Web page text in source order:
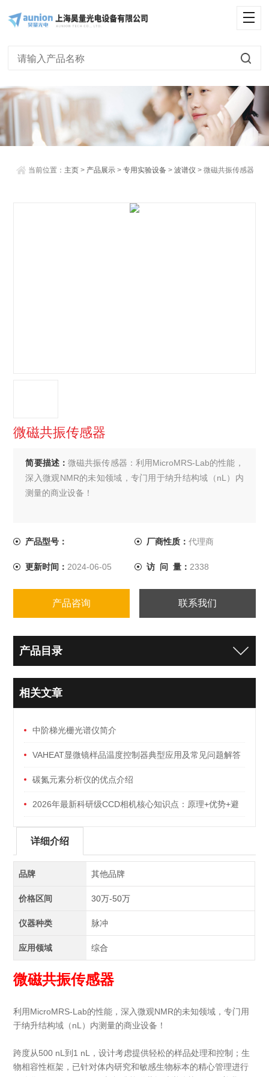
当前位置： 主页 > 产品展示 >专用实验设备 >波谱仪 > 微磁共振传感器
微磁共振传感器
简要描述： 微磁共振传感器：利用MicroMRS-Lab的性能，
深入微观NMR的未知领域，专门用于纳升结构域（nL）内
测量的商业设备！
产品型号： 厂商性质： 代理商
更新时间： 2024-06-05 访 问 量： 2338
产品咨询 联系我们
产品目录
相关文章
中阶梯光栅光谱仪简介
VAHEAT显微镜样品温度控制器典型应用及常见问题解答
碳氮元素分析仪的优点介绍
2026年最新科研级CCD相机核心知识点：原理+优势+避
坑要点
详细介绍
品牌 其他品牌
价格区间 30万-50万
仪器种类 脉冲
应用领域 综合
微磁共振传感器
利用MicroMRS-Lab的性能，深入微观NMR的未知领域，专门用
于纳升结构域（nL）内测量的商业设备！
跨度从500 nL到1 nL，设计考虑提供轻松的样品处理和控制；生
物相容性框架， 已针对体内研究和敏感生物标本的精心管理进行